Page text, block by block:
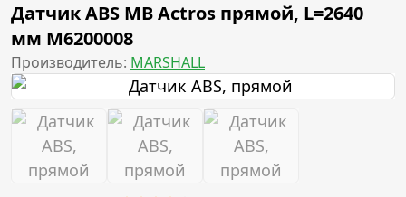
Датчик ABS MB Actros прямой, L=2640
мм M6200008
Производитель: MARSHALL